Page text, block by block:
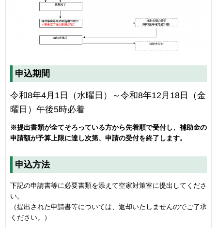
申込期間
令和8年4月1日（水曜日）～令和8年12月18日（金
曜日）午後5時必着
※提出書類が全てそろっている方から先着順で受付し、補助金の
申請額が予算上限に達し次第、申請の受付を終了します。
申込方法
下記の申請書等に必要書類を添えて空家対策室に提出してくださ
い。
（提出された申請書等については、返却いたしませんのでご了承
ください。）